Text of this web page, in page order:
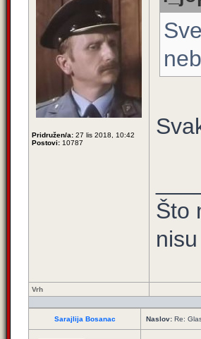
Pridružen/a: 27 lis 2018, 10:42
Postovi: 10787
Što
Vrh
Sarajlija Bosanac Naslov: Re: